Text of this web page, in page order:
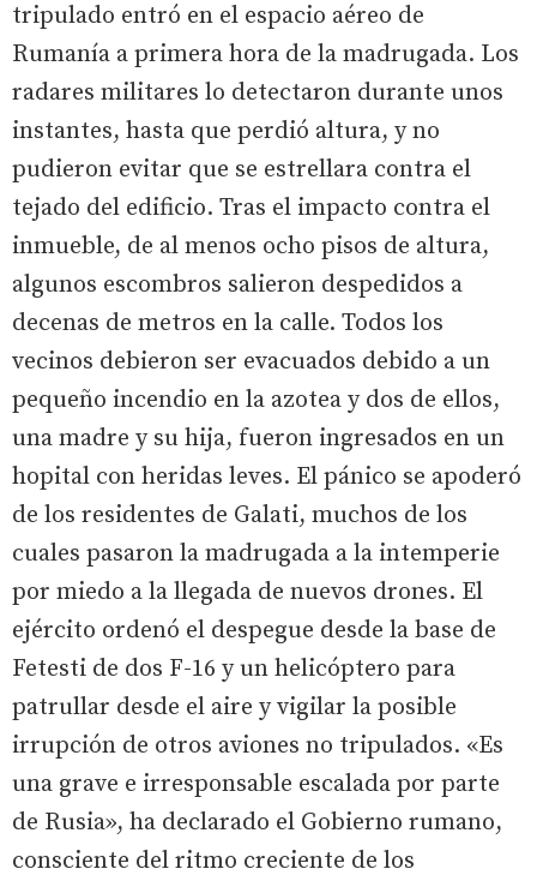
tripulado entró en el espacio aéreo de
Rumanía a primera hora de la madrugada. Los
radares militares lo detectaron durante unos
instantes, hasta que perdió altura, y no
pudieron evitar que se estrellara contra el
tejado del edificio. Tras el impacto contra el
inmueble, de al menos ocho pisos de altura,
algunos escombros salieron despedidos a
decenas de metros en la calle. Todos los
vecinos debieron ser evacuados debido a un
pequeño incendio en la azotea y dos de ellos,
una madre y su hija, fueron ingresados en un
hopital con heridas leves. El pánico se apoderó
de los residentes de Galati, muchos de los
cuales pasaron la madrugada a la intemperie
por miedo a la llegada de nuevos drones. El
ejército ordenó el despegue desde la base de
Fetesti de dos F-16 y un helicóptero para
patrullar desde el aire y vigilar la posible
irrupción de otros aviones no tripulados. «Es
una grave e irresponsable escalada por parte
de Rusia», ha declarado el Gobierno rumano,
consciente del ritmo creciente de los